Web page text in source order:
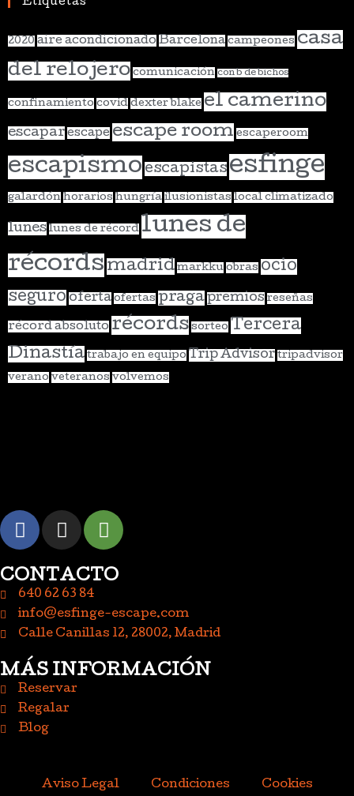
Etiquetas
2020 aire acondicionado Barcelona campeones casa
del relojero comunicación con b de bichos
confinamiento covid dexter blake el camerino
escapar escape escape room escaperoom
escapismo escapistas esfinge
galardón horarios hungría ilusionistas local climatizado
lunes lunes de récord lunes de
récords madrid markku obras ocio
seguro oferta ofertas pragapremios reseñas
récord absoluto récords sorteo Tercera
Dinastía trabajo en equipo Trip Advisor tripadvisor
verano veteranos volvemos
CONTACTO
640 62 63 84
info@esfinge-escape.com
Calle Canillas 12, 28002, Madrid
MÁS INFORMACIÓN
Reservar
Regalar
Blog
Aviso Legal Condiciones Cookies